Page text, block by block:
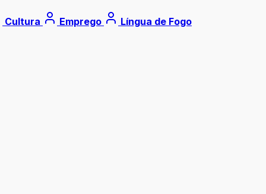
Cultura Emprego Língua de Fogo